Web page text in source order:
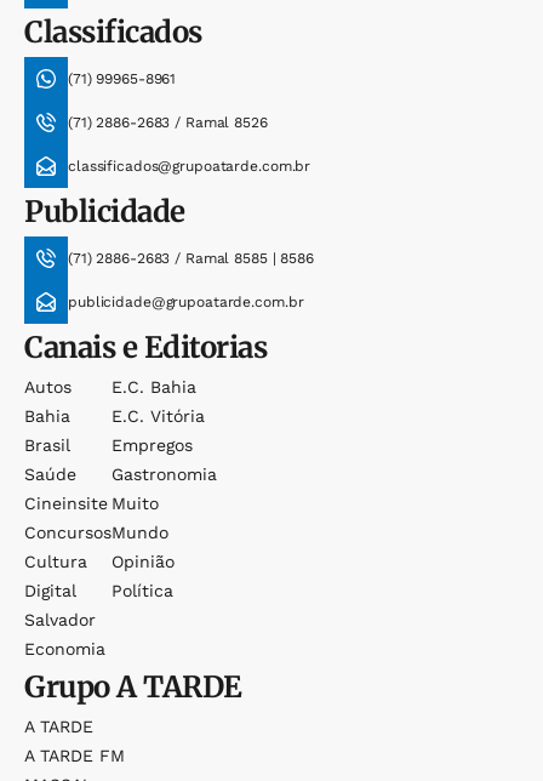
Classificados
(71) 99965-8961
(71) 2886-2683 / Ramal 8526
classificados@grupoatarde.com.br
Publicidade
(71) 2886-2683 / Ramal 8585 | 8586
publicidade@grupoatarde.com.br
Canais e Editorias
Autos
Bahia
Brasil
Saúde
Cineinsite
Concursos
Cultura
Digital
Salvador
Economia
E.c. Bahia
E.c. Vitória
Empregos
Gastronomia
Muito
Mundo
Opinião
Política
GrupoA TARDE
A TARDE
A TARDE FM